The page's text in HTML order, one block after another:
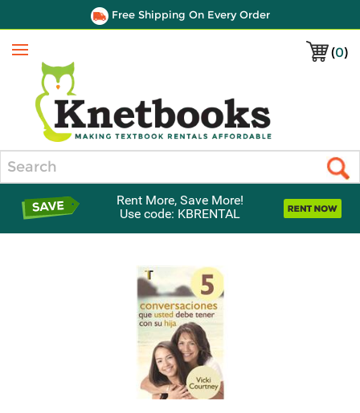
Free Shipping On Every Order
(0)
Menu
Rent More, Save More!
Use code: KBRENTAL